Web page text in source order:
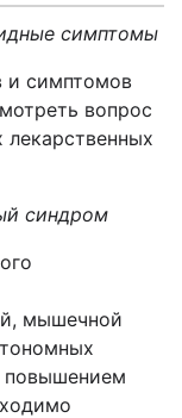
симптомы
и симптомов
вопрос
лекарственных
синдром
мышечной
повышением